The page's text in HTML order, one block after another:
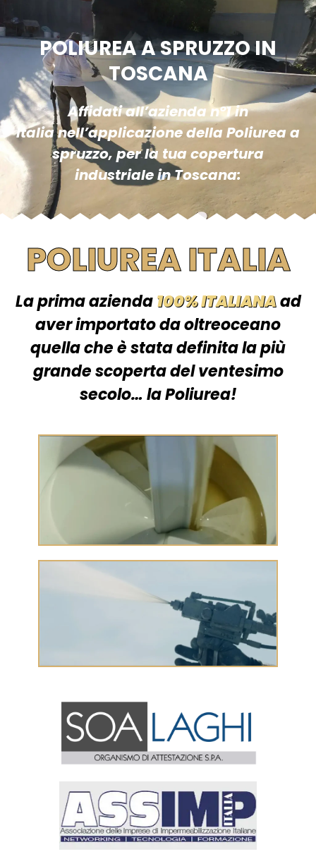
POLIUREA A SPRUZZO IN
TOSCANA
Affidati all’azienda n°1 in
Italia nell’applicazione della Poliurea a
spruzzo, per la tua copertura
industriale in Toscana:
POLIUREA ITALIA
La prima azienda100% ITALIANAad
aver importato da oltreoceano
quella che è stata definita la più
grande scoperta del ventesimo
secolo… la Poliurea!